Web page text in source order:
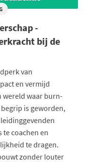
-
bij de
van
en vermijd
wereld waar burn-
is geworden,
coachen en
te dragen.
zonder louter